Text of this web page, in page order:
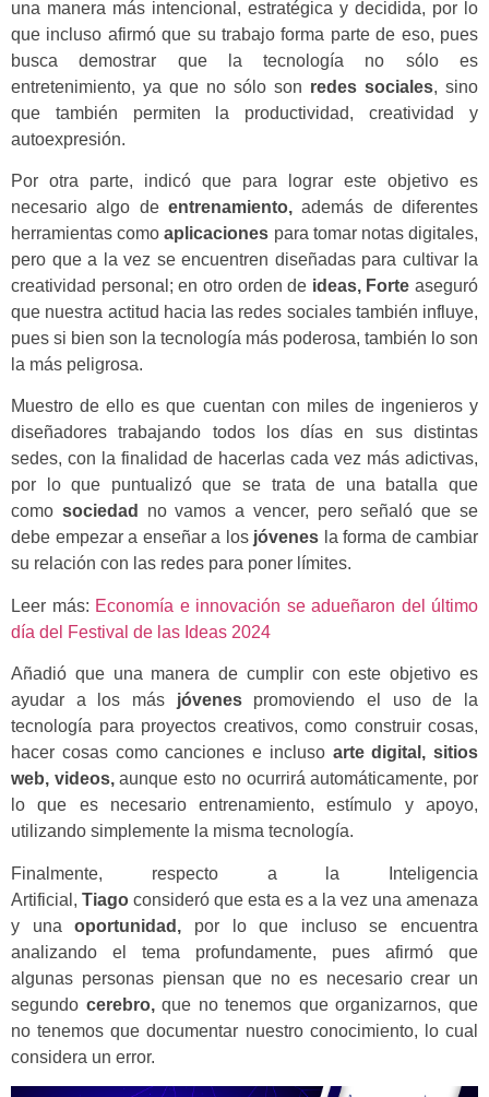
una manera más intencional, estratégica y decidida, por lo
que incluso afirmó que su trabajo forma parte de eso, pues
busca demostrar que la tecnología no sólo es
entretenimiento, ya que no sólo son redes sociales, sino
que también permiten la productividad, creatividad y
autoexpresión.
Por otra parte, indicó que para lograr este objetivo es
necesario algo de entrenamiento, además de diferentes
herramientas comoaplicaciones para tomar notas digitales,
pero que a la vez se encuentren diseñadas para cultivar la
creatividad personal; en otro orden de ideas, Forte aseguró
que nuestra actitud hacia las redes sociales también influye,
pues si bien son la tecnología más poderosa, también lo son
la más peligrosa.
Muestro de ello es que cuentan con miles de ingenieros y
diseñadores trabajando todos los días en sus distintas
sedes, con la finalidad de hacerlas cada vez más adictivas,
por lo que puntualizó que se trata de una batalla que
como sociedad
no vamos a vencer, pero señaló que se
debe empezar a enseñar a los jóvenes la forma de cambiar
su relación con las redes para poner límites.
Leer más: Economía e innovación se adueñaron del último
día del Festival de las Ideas 2024
Añadió que una manera de cumplir con este objetivo es
ayudar a los más jóvenespromoviendo el uso de la
tecnología para proyectos creativos, como construir cosas,
hacer cosas como canciones e incluso arte digital, sitios
web, videos,aunque esto no ocurrirá automáticamente, por
lo que es necesario entrenamiento, estímulo y apoyo,
utilizando simplemente la misma tecnología.
Finalmente, respecto a la Inteligencia
Artificial, Tiago consideró que esta es a la vez una amenaza
y unaoportunidad, por lo que incluso se encuentra
analizando el tema profundamente, pues afirmó que
algunas personas piensan que no es necesario crear un
segundo cerebro,que no tenemos que organizarnos, que
no tenemos que documentar nuestro conocimiento, lo cual
considera un error.